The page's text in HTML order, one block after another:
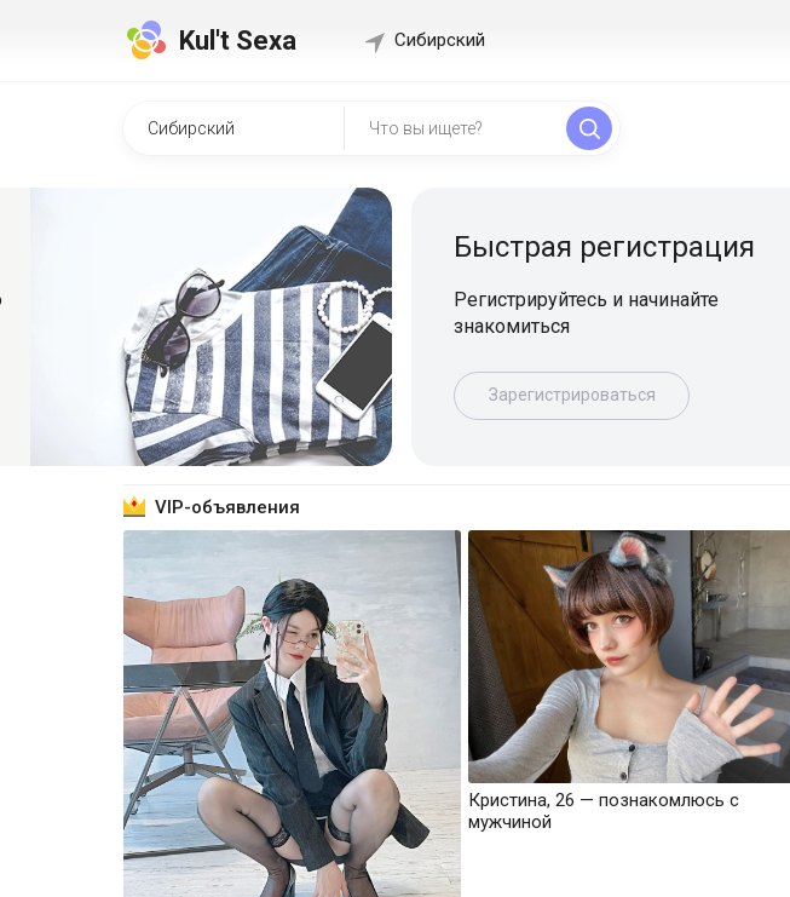
Kul't Sexa Сибирский
Быстрая регистрация
Регистрируйтесь и начинайте
знакомиться
Зарегистрироваться
VIP-объявления
Кристина, 26 — познакомлюсь с
мужчиной